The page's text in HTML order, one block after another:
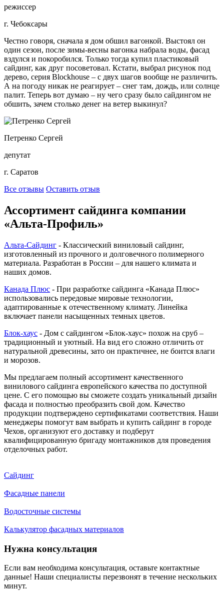
режиссер
г. Чебоксары
Честно говоря, сначала я дом обшил вагонкой. Выстоял он
один сезон, после зимы-весны вагонка набрала воды, фасад
вздулся и покоробился. Только тогда купил пластиковый
сайдинг, как друг посоветовал. Кстати, выбрал рисунок под
дерево, серия Blockhouse – с двух шагов вообще не различить.
А на погоду никак не реагирует – снег там, дождь, или солнце
палит. Теперь вот думаю – ну чего сразу было сайдингом не
обшить, зачем столько денег на ветер выкинул?
Петренко Сергей
депутат
г. Саратов
Все отзывы Оставить отзыв
Ассортимент сайдинга компании
«Альта-Профиль»
Альта-Сайдинг - Классический виниловый сайдинг,
изготовленный из прочного и долговечного полимерного
материала. Разработан в России – для нашего климата и
наших домов.
Канада Плюс - При разработке сайдинга «Канада Плюс»
использовались передовые мировые технологии,
адаптированные к отечественному климату. Линейка
включает панели насыщенных темных цветов.
Блок-хаус - Дом с сайдингом «Блок-хаус» похож на сруб –
традиционный и уютный. На вид его сложно отличить от
натуральной древесины, зато он практичнее, не боится влаги
и морозов.
Мы предлагаем полный ассортимент качественного
винилового сайдинга европейского качества по доступной
цене. С его помощью вы сможете создать уникальный дизайн
фасада и полностью преобразить свой дом. Качество
продукции подтверждено сертификатами соответствия. Наши
менеджеры помогут вам выбрать и купить сайдинг в городе
Чехов, организуют его доставку и подберут
квалифицированную бригаду монтажников для проведения
отделочных работ.
Сайдинг
Фасадные панели
Водосточные системы
Калькулятор фасадных материалов
Нужна консультация
Если вам необходима консультация, оставьте контактные
данные! Наши специалисты перезвонят в течение нескольких
минут.